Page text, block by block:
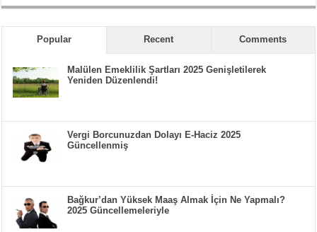
Popular Recent Comments
Malülen Emeklilik Şartları 2025 Genişletilerek
Yeniden Düzenlendi!
Vergi Borcunuzdan Dolayı E-Haciz 2025
Güncellenmiş
Bağkur’dan Yüksek Maaş Almak İçin Ne Yapmalı?
2025 Güncellemeleriyle